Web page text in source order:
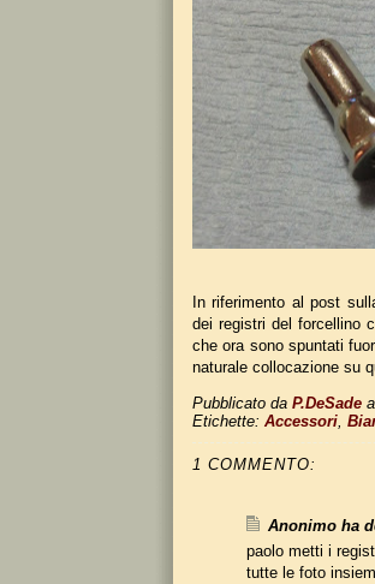
In riferimento al post
dei registri del forcellino
che ora sono spuntati
naturale collocazione su
Pubblicato da P.DeSade
Etichette: Accessori
1 COMMENTO:
Anonimo ha
paolo metti i
tutte le foto